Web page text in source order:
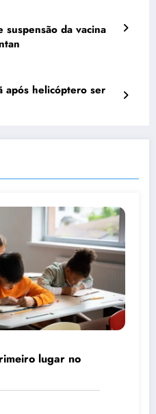
suspensão da vacina
após helicóptero ser
lugar no